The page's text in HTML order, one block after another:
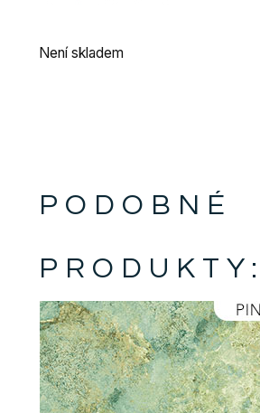
Není skladem
PODOBNÉ
PRODUKTY: